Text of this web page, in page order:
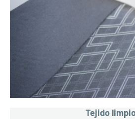
Tejido